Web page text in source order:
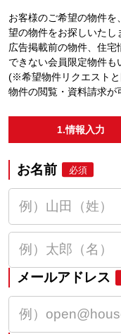
お客様のご希望の物件
望の物件をお探しいたし
広告掲載前の物件、住
できない会員限定物件も
(※希望物件リクエスト
物件の閲覧・資料請求が
1.情報入力
お名前 必須
メールアドレス